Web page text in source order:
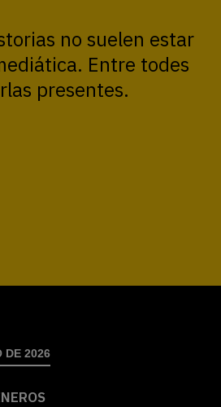
no suelen estar
Entre todes
presentes.
DE 2026